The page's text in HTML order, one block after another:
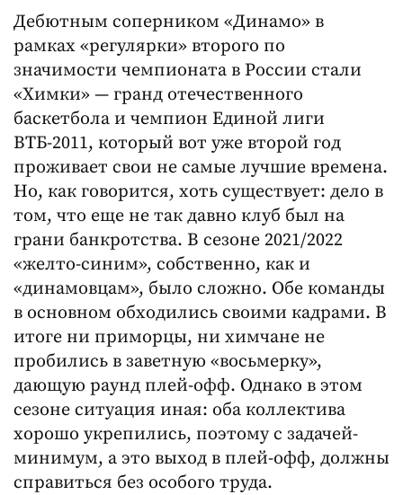
Дебютным соперником «Динамо» в
рамках «регулярки» второго по
значимости чемпионата в России стали
«Химки» — гранд отечественного
баскетбола и чемпион Единой лиги
ВТБ-2011, который вот уже второй год
проживает свои не самые лучшие времена.
Но, как говорится, хоть существует: дело в
том, что еще не так давно клуб был на
грани банкротства. В сезоне 2021/2022
«желто-синим», собственно, как и
«динамовцам», было сложно. Обе команды
в основном обходились своими кадрами. В
итоге ни приморцы, ни химчане не
пробились в заветную «восьмерку»,
дающую раунд плей-офф. Однако в этом
сезоне ситуация иная: оба коллектива
хорошо укрепились, поэтому с задачей-
минимум, а это выход в плей-офф, должны
справиться без особого труда.